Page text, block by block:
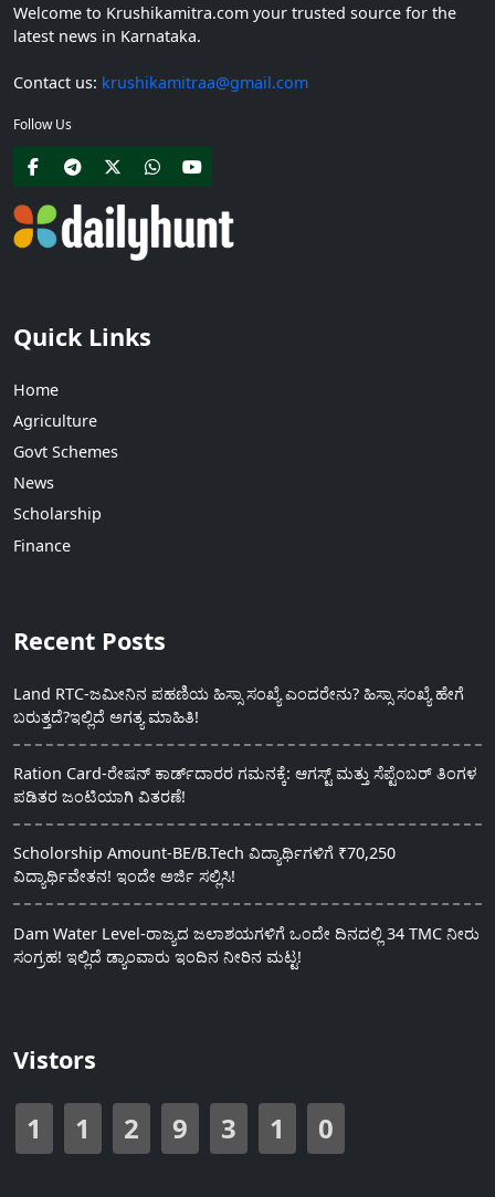
Welcome to Krushikamitra.com your trusted source for the
latest news in Karnataka.
Contact us: krushikamitraa@gmail.com
Follow Us
Quick Links
Home
Agriculture
Govt Schemes
News
Scholarship
Finance
Recent Posts
Land RTC-ಜಮೀನಿನ ಪಹಣಿಯ ಹಿಸ್ಸಾ ಸಂಖ್ಯೆ ಎಂದರೇನು? ಹಿಸ್ಸಾ ಸಂಖ್ಯೆ ಹೇಗೆ
ಬರುತ್ತದೆ?ಇಲ್ಲಿದೆ ಅಗತ್ಯ ಮಾಹಿತಿ!
Ration Card-ರೇಷನ್ ಕಾರ್ಡ್‍ದಾರರ ಗಮನಕ್ಕೆ: ಆಗಸ್ಟ್ ಮತ್ತು ಸೆಪ್ಟೆಂಬರ್ ತಿಂಗಳ
ಪಡಿತರ ಜಂಟಿಯಾಗಿ ವಿತರಣೆ!
Scholorship Amount-BE/B.Tech ವಿದ್ಯಾರ್ಥಿಗಳಿಗೆ ₹70,250
ವಿದ್ಯಾರ್ಥಿವೇತನ! ಇಂದೇ ಅರ್ಜಿ ಸಲ್ಲಿಸಿ!
Dam Water Level-ರಾಜ್ಯದ ಜಲಾಶಯಗಳಿಗೆ ಒಂದೇ ದಿನದಲ್ಲಿ 34 TMC ನೀರು
ಸಂಗ್ರಹ! ಇಲ್ಲಿದೆ ಡ್ಯಾಂವಾರು ಇಂದಿನ ನೀರಿನ ಮಟ್ಟ!
Vistors
1 1 2 9 3 1 0